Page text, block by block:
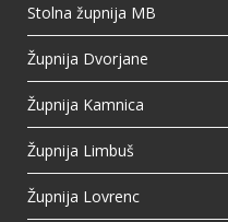
View on Facebook
Stolna župnija MB
Župnija Dvorjane
Župnija Kamnica
Župnija Limbuš
Župnija Lovrenc